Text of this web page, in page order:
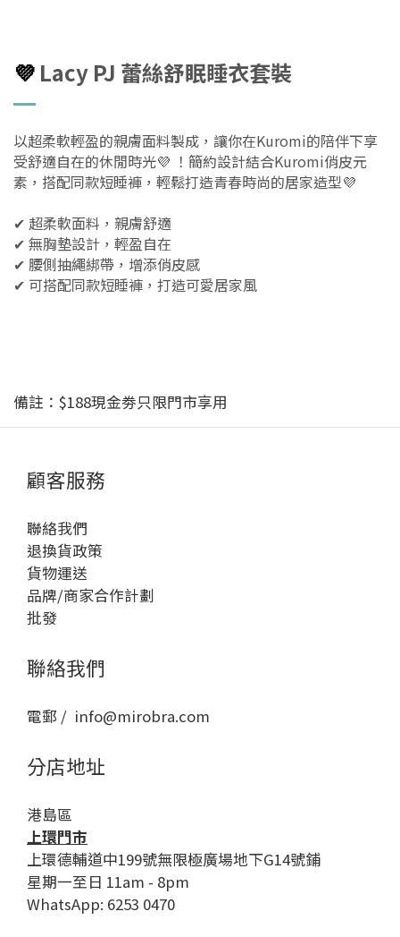
💜 Lacy PJ 蕾絲舒眠睡衣套裝
以超柔軟輕盈的親膚面料製成，讓你在Kuromi的陪伴下享
受舒適自在的休閒時光💜 ！簡約設計結合Kuromi俏皮元
素，搭配同款短睡褲，輕鬆打造青春時尚的居家造型💜
✔ 超柔軟面料，親膚舒適
✔ 無胸墊設計，輕盈自在
✔ 腰側抽繩綁帶，增添俏皮感
✔ 可搭配同款短睡褲，打造可愛居家風
備註：$188現金劵只限門市享用
顧客服務
聯絡我們
退換貨政策
貨物運送
品牌/商家合作計劃
批發
聯絡我們
電郵 / info@mirobra.com
分店地址
港島區
上環門市
上環德輔道中199號無限極廣場地下G14號鋪
星期一至日 11am - 8pm
WhatsApp: 6253 0470